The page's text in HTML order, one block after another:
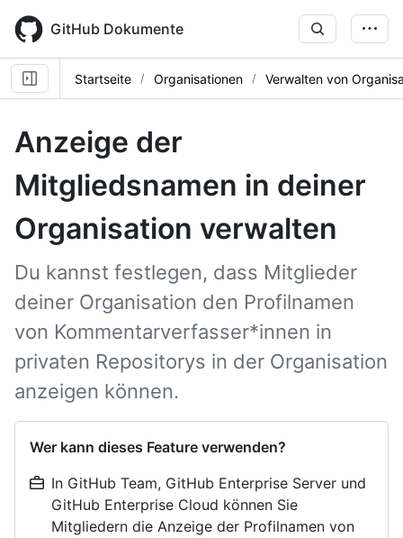
main
content
GitHub Dokumente
Startseite Organisationen Verwalten von
Anzeige der
Mitgliedsnamen in deiner
Organisation verwalten
Du kannst festlegen, dass Mitglieder
deiner Organisation den Profilnamen
von Kommentarverfasser*innen in
privaten Repositorys in der Organisation
anzeigen können.
Wer kann dieses Feature verwenden?
In GitHub Team, GitHub Enterprise Server und
GitHub Enterprise Cloud können Sie
Mitgliedern die Anzeige der Profilnamen von